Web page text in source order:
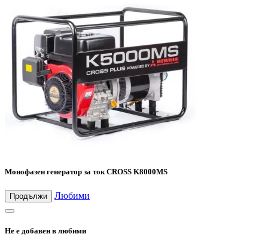
Монофазен генератор за ток CROSS K8000MS
Продължи Любими
Не е добавен в любими